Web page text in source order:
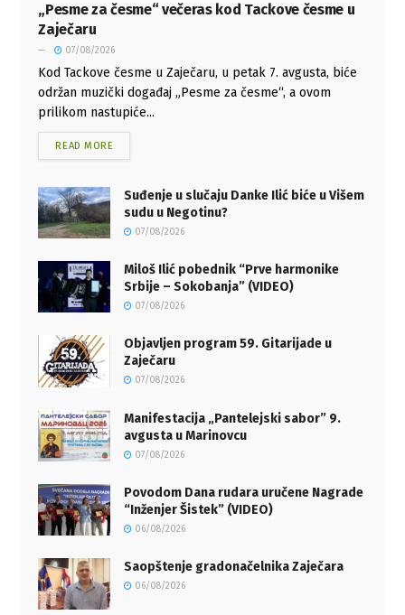
„Pesme za česme“ večeras kod Tackove česme u
Zaječaru
07/08/2026
Kod Tackove česme u Zaječaru, u petak 7. avgusta, biće
održan muzički događaj „Pesme za česme“, a ovom
prilikom nastupiće...
READ MORE
Suđenje u slučaju Danke Ilić biće u Višem
sudu u Negotinu?
07/08/2026
Miloš Ilić pobednik “Prve harmonike
Srbije – Sokobanja” (VIDEO)
07/08/2026
Objavljen program 59. Gitarijade u
Zaječaru
07/08/2026
Manifestacija „Pantelejski sabor” 9.
avgusta u Marinovcu
07/08/2026
Povodom Dana rudara uručene Nagrade
“Inženjer Šistek” (VIDEO)
06/08/2026
Saopštenje gradonačelnika Zaječara
06/08/2026